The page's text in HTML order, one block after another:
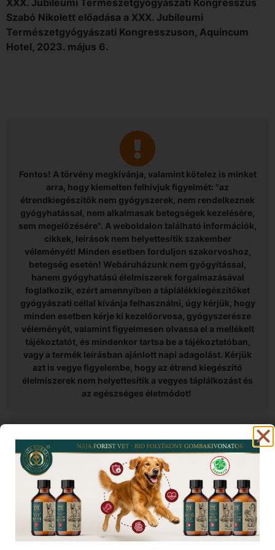
XXX. Jubileumi Természetgyógyászati Kongresszus
Szabó Nikolett előadása a XXX. Jubileumi
Természetgyógyászati Kongresszuson, Aquincum
Hotel, 2023. május 6.
Fontos! A törvény megkívánja, valamint kötelez is minket
arra, hogy kiemelten felhívjuk figyelmét: "az
étrendkiegészítők nem gyógyszerek, nem rendelkeznek
gyógyhatással, nem alkalmasak betegségek kezelésére,
sem megelőzésére". A weboldalon található információk,
cikkek, leírások nem helyettesítik szakember
véleményét! Minden esetben forduljon szakorvoshoz,
betegség esetén! Webáruházunk nem gyógyítással,
hanem gyógyhatású élelmiszerek forgalmazásával
foglalkozik, ezért amennyiben a táplálékkiegészítőket
gyógyászati céllal kívánja felhasználni, úgy kérjük, hogy
minden esetben kérje ki kezelőorvosa, gyógyszerésze
véleményét, valamint figyelmesen olvassa el a mellékelt
tájékoztatót, és mindenkor tartsa be a tájékoztatóban,
vagy a termék leírásban ajánlott napi adagolást. Kérjük
azt is vegye figyelembe, hogy az étrend kiegészítő
élelmiszerek nem helyettesítik a vegyes táplálkozást és
az egészséges életmódot!
KAPCSOLÓDÓ INFORMÁCIÓK
Nincs kapcsolódó tartalom.